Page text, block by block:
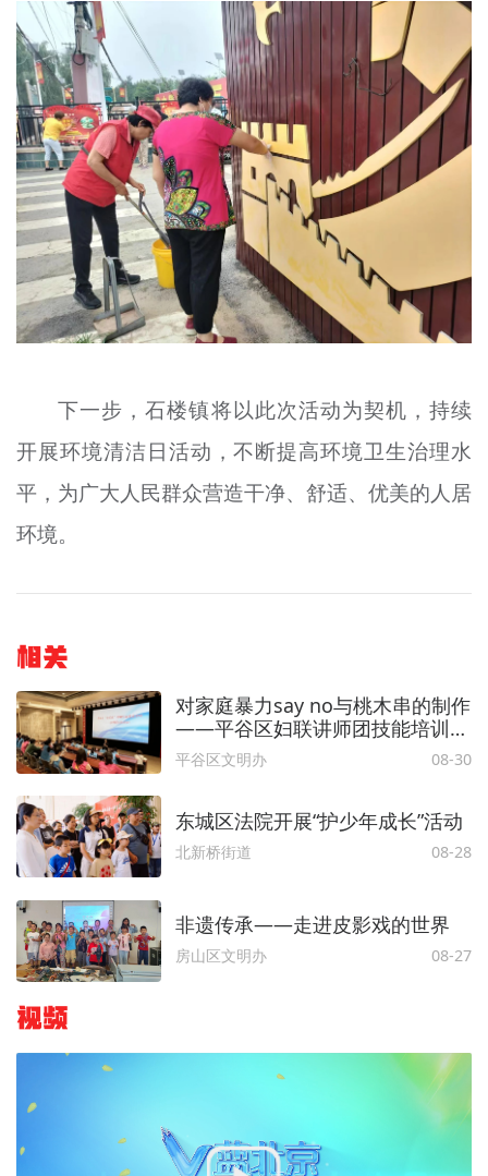
下一步，石楼镇将以此次活动为契机，持续
开展环境清洁日活动，不断提高环境卫生治理水
平，为广大人民群众营造干净、舒适、优美的人居
环境。
相关
对家庭暴力say no与桃木串的制作
——平谷区妇联讲师团技能培训再
度走进夏各庄镇
平谷区文明办 08-30
东城区法院开展“护少年成长”活动
北新桥街道 08-28
非遗传承——走进皮影戏的世界
房山区文明办 08-27
视频